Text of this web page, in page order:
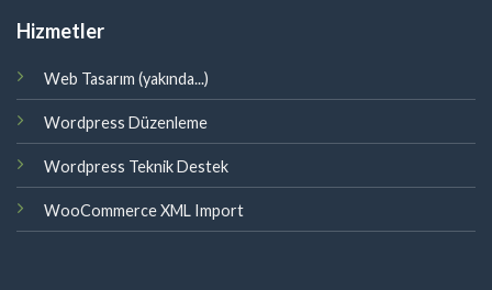
Hizmetler
Web Tasarım (yakında...)
Wordpress Düzenleme
Wordpress Teknik Destek
WooCommerce XML Import